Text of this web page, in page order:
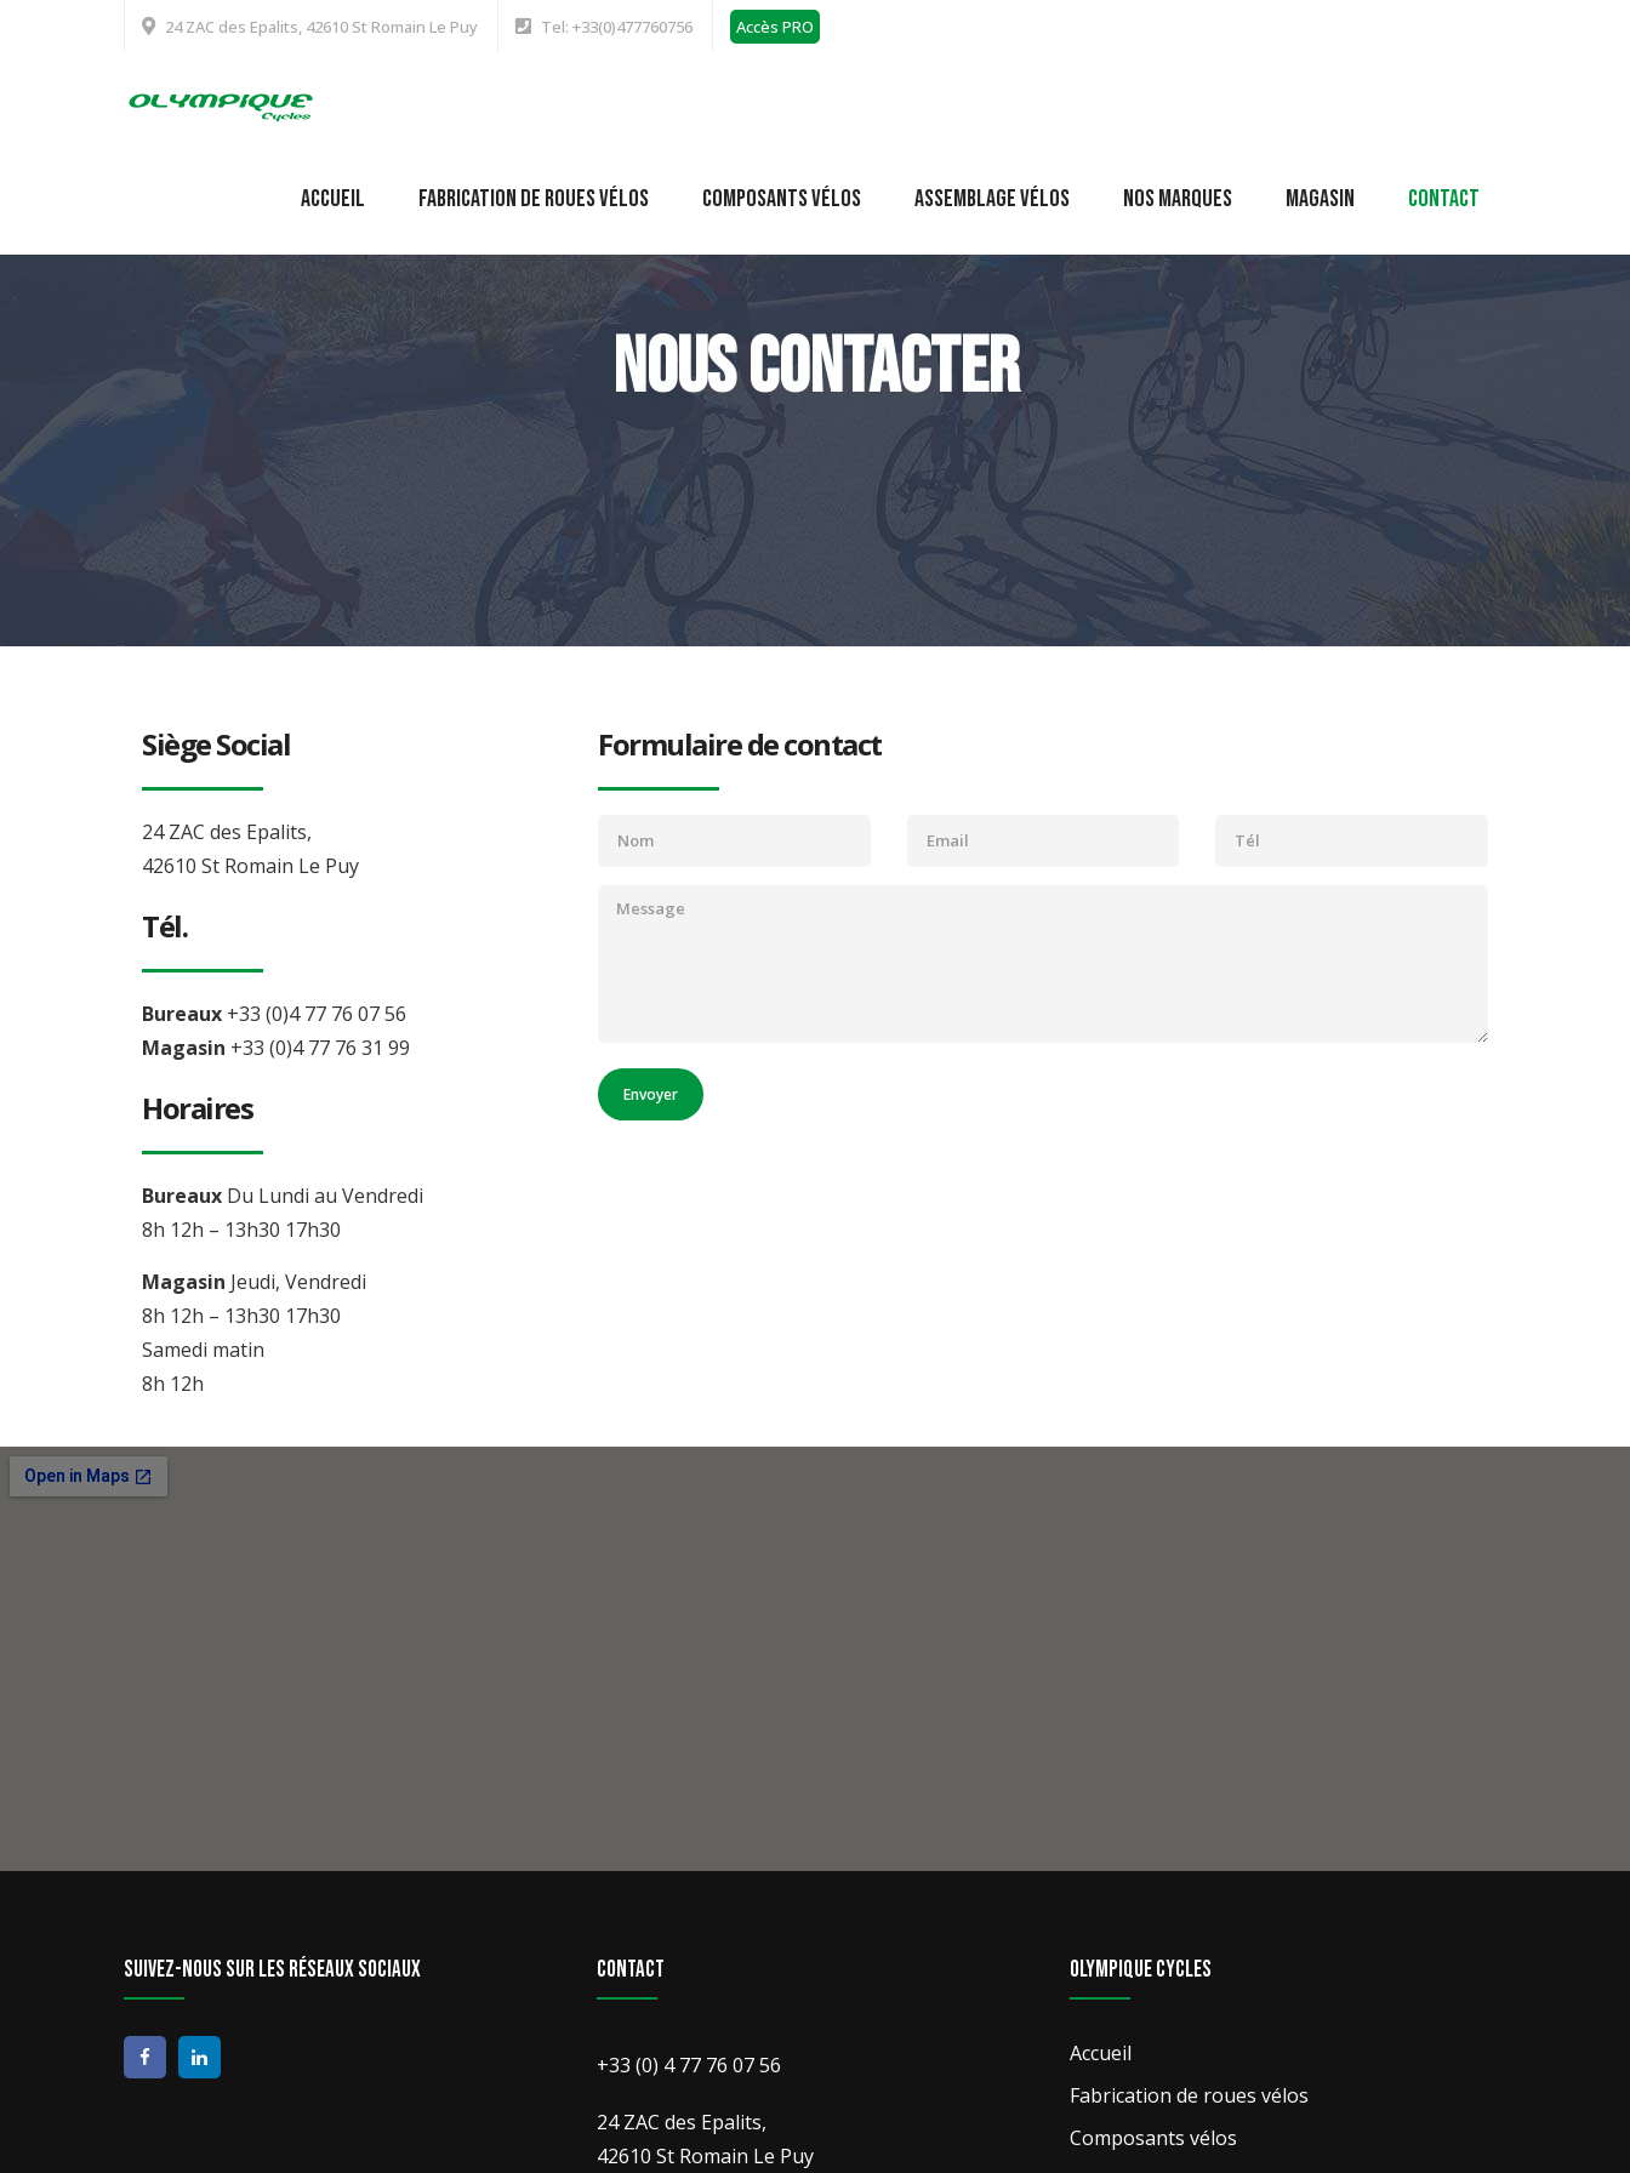
24 ZAC des Epalits, 42610 St Romain Le Puy Tel: +33(0)477760756 Accès PRO
Accueil Fabrication de roues vélos Composants vélos Assemblage vélos Nos marques Magasin Contact
Nous contacter
Siège Social
24 ZAC des Epalits,
42610 St Romain Le Puy
Tél.
Bureaux +33 (0)4 77 76 07 56
Magasin +33 (0)4 77 76 31 99
Horaires
Bureaux Du Lundi au Vendredi
8h 12h – 13h30 17h30
Magasin Jeudi, Vendredi
8h 12h – 13h30 17h30
Samedi matin
8h 12h
Formulaire de contact
Suivez-nous sur les réseaux sociaux Contact
+33 (0) 4 77 76 07 56
24 ZAC des Epalits,
42610 St Romain Le Puy
Olympique Cycles
Accueil
Fabrication de roues vélos
Composants vélos